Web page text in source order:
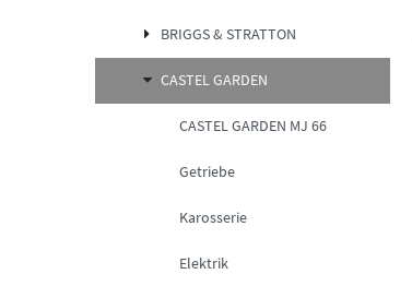
BRIGGS & STRATTON
CASTEL GARDEN
CASTEL GARDEN MJ 66
Getriebe
Karosserie
Elektrik